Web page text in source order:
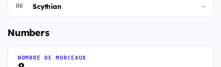
08 Scythian —
Numbers
NOMBRE DE MORCEAUX